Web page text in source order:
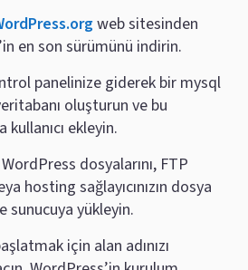
web sitesinden
en son sürümünü indirin.
panelinize giderek bir mysql
oluşturun ve bu
kullanıcı ekleyin.
dosyalarını, FTP
hosting sağlayıcınızın dosya
sunucuya yükleyin.
için alan adınızı